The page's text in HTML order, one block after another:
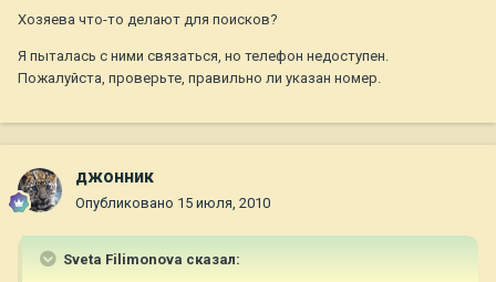
Хозяева что-то делают для поисков?
Я пыталась с ними связаться, но телефон недоступен.
Пожалуйста, проверьте, правильно ли указан номер.
джонник
Опубликовано 15 июля, 2010
Sveta Filimonova сказал: